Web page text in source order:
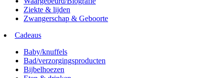
Ziekte & lijden
Zwangerschap & Geboorte
Cadeaus
Baby/knuffels
Bad/verzorgingsproducten
Bijbelhoezen